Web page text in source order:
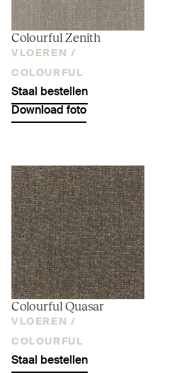
Colourful Zenith
VLOEREN /
COLOURFUL
Staal bestellen
Download foto
Colourful Quasar
VLOEREN /
COLOURFUL
Staal bestellen